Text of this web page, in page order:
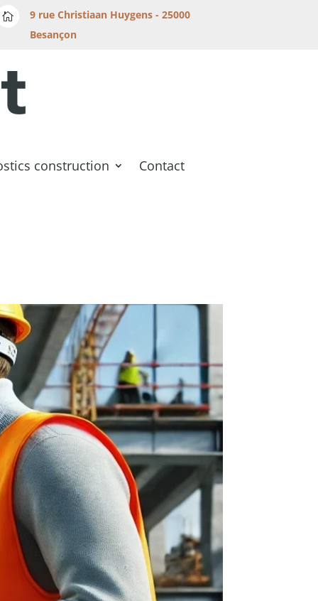

9 rue Christiaan Huygens - 25000
Besançon
construction Contact